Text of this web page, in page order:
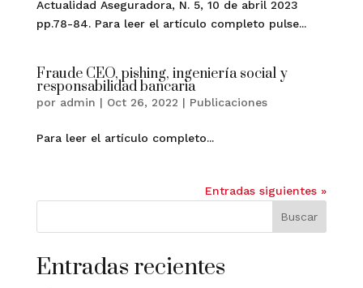
Actualidad Aseguradora, N. 5, 10 de abril 2023
pp.78-84. Para leer el artículo completo pulse...
Fraude CEO, pishing, ingeniería social y
responsabilidad bancaria
por admin | Oct 26, 2022 | Publicaciones
Para leer el artículo completo...
Entradas siguientes »
Buscar
Entradas recientes